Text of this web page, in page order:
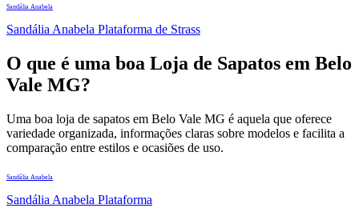
Sandália Anabela
Sandália Anabela Plataforma de Strass
O que é uma boa Loja de Sapatos em Belo
Vale MG?
Uma boa loja de sapatos em Belo Vale MG é aquela que oferece
variedade organizada, informações claras sobre modelos e facilita a
comparação entre estilos e ocasiões de uso.
Sandália Anabela
Sandália Anabela Plataforma